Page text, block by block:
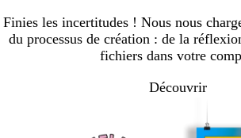
Finies les incertitudes ! Nous nous
du processus de création : de la
fichiers dans votre
Découvrir